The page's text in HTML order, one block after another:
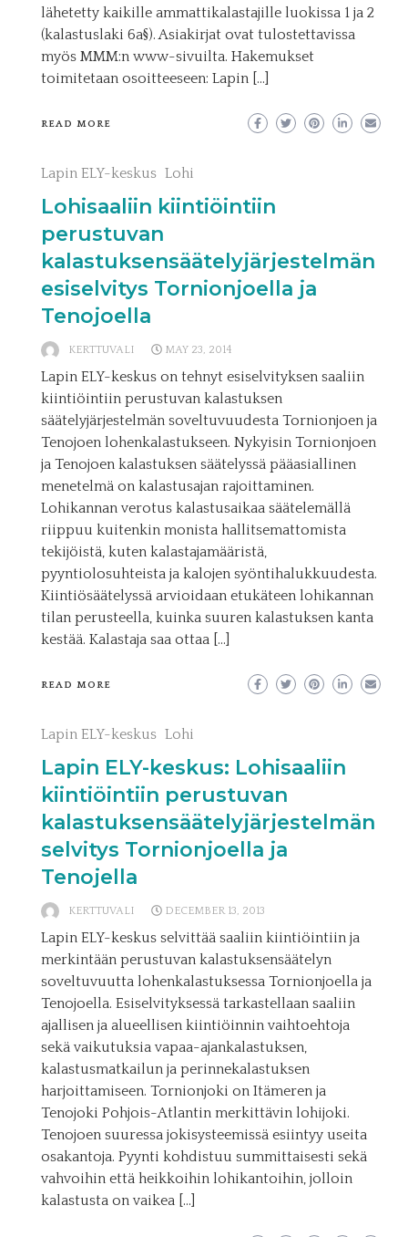
lähetetty kaikille ammattikalastajille luokissa 1 ja 2
(kalastuslaki 6a§). Asiakirjat ovat tulostettavissa
myös MMM:n www-sivuilta. Hakemukset
toimitetaan osoitteeseen: Lapin […]
READ MORE
Lapin ELY-keskus Lohi
Lohisaaliin kiintiöintiin
perustuvan
kalastuksensäätelyjärjestelmän
esiselvitys Tornionjoella ja
Tenojoella
KERTTUVALI MAY 23, 2014
Lapin ELY-keskus on tehnyt esiselvityksen saaliin
kiintiöintiin perustuvan kalastuksen
säätelyjärjestelmän soveltuvuudesta Tornionjoen ja
Tenojoen lohenkalastukseen. Nykyisin Tornionjoen
ja Tenojoen kalastuksen säätelyssä pääasiallinen
menetelmä on kalastusajan rajoittaminen.
Lohikannan verotus kalastusaikaa säätelemällä
riippuu kuitenkin monista hallitsemattomista
tekijöistä, kuten kalastajamääristä,
pyyntiolosuhteista ja kalojen syöntihalukkuudesta.
Kiintiösäätelyssä arvioidaan etukäteen lohikannan
tilan perusteella, kuinka suuren kalastuksen kanta
kestää. Kalastaja saa ottaa […]
READ MORE
Lapin ELY-keskus Lohi
Lapin ELY-keskus: Lohisaaliin
kiintiöintiin perustuvan
kalastuksensäätelyjärjestelmän
selvitys Tornionjoella ja
Tenojella
KERTTUVALI DECEMBER 13, 2013
Lapin ELY-keskus selvittää saaliin kiintiöintiin ja
merkintään perustuvan kalastuksensäätelyn
soveltuvuutta lohenkalastuksessa Tornionjoella ja
Tenojoella. Esiselvityksessä tarkastellaan saaliin
ajallisen ja alueellisen kiintiöinnin vaihtoehtoja
sekä vaikutuksia vapaa-ajankalastuksen,
kalastusmatkailun ja perinnekalastuksen
harjoittamiseen. Tornionjoki on Itämeren ja
Tenojoki Pohjois-Atlantin merkittävin lohijoki.
Tenojoen suuressa jokisysteemissä esiintyy useita
osakantoja. Pyynti kohdistuu summittaisesti sekä
vahvoihin että heikkoihin lohikantoihin, jolloin
kalastusta on vaikea […]